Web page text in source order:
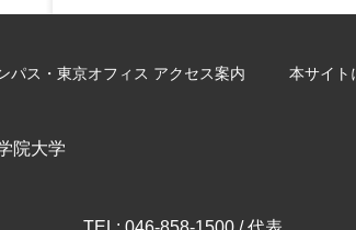
パス・東京オフィス アクセス案内 本サイト
院大学